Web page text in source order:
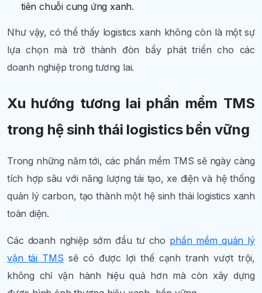
tiên chuỗi cung ứng xanh.
Như vậy, có thể thấy logistics xanh không còn là một sự
lựa chọn mà trở thành đòn bẩy phát triển cho các
doanh nghiệp trong tương lai.
Xu hướng tương lai phần mềm TMS
trong hệ sinh thái logistics bền vững
Trong những năm tới, các phần mềm TMS sẽ ngày càng
tích hợp sâu với năng lượng tái tạo, xe điện và hệ thống
quản lý carbon, tạo thành một hệ sinh thái logistics xanh
toàn diện.
Các doanh nghiệp sớm đầu tư cho phần mềm quản lý
vận tải TMS sẽ có được lợi thế cạnh tranh vượt trội,
không chỉ vận hành hiệu quả hơn mà còn xây dựng